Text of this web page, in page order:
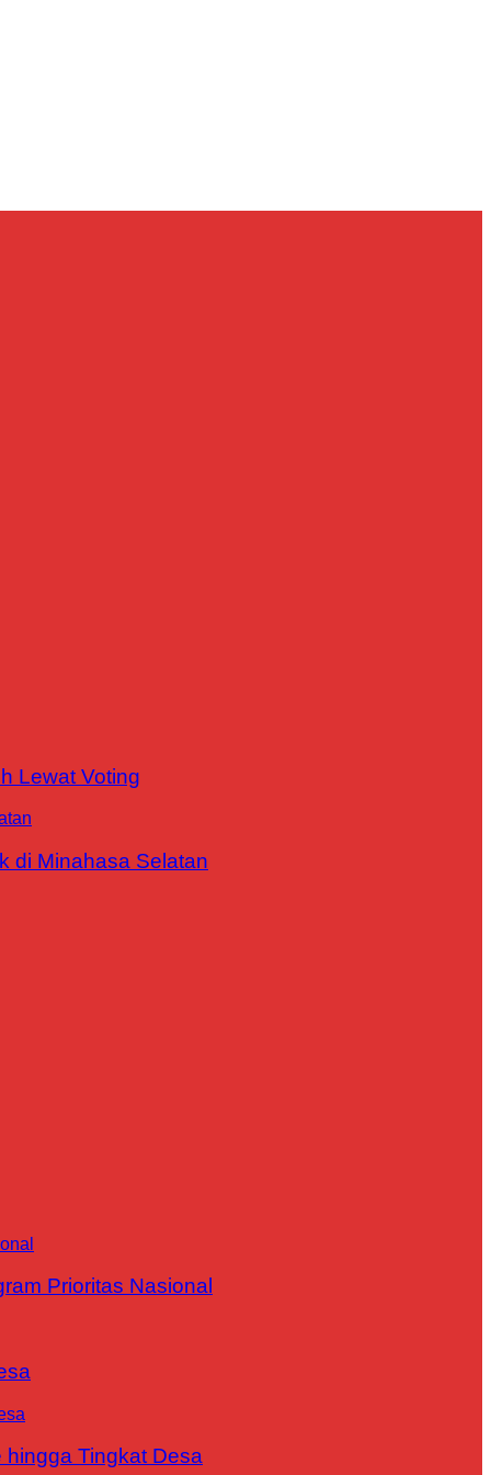
Lewat Voting
di Minahasa Selatan
Prioritas Nasional
Tingkat Desa